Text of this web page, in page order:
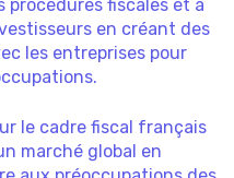
procédures fiscales et à
en créant des
les entreprises pour
le cadre fiscal français
marché global en